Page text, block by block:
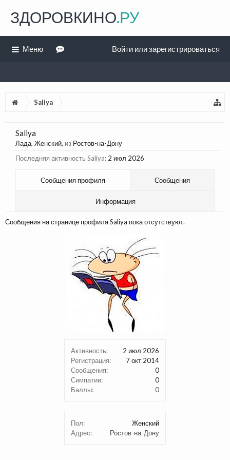
Saliya
Активность:
2 июл 2026
Регистрация:
7 окт 2014
Сообщения:
0
Симпатии:
0
Баллы:
0
Пол:
Женский
Адрес:
Ростов-на-Дону
Saliya
Лада, Женский, из Ростов-на-Дону
Последняя активность Saliya: 2 июл 2026
Сообщения профиля Сообщения
Информация
Сообщения на странице профиля Saliya пока отсутствуют.
ЗДОРОВКИНО.РУ
Меню Войти или зарегистрироваться